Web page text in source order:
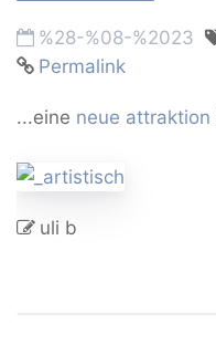
%28-%08-%2023
Permalink
...eine neue attraktion
uli b